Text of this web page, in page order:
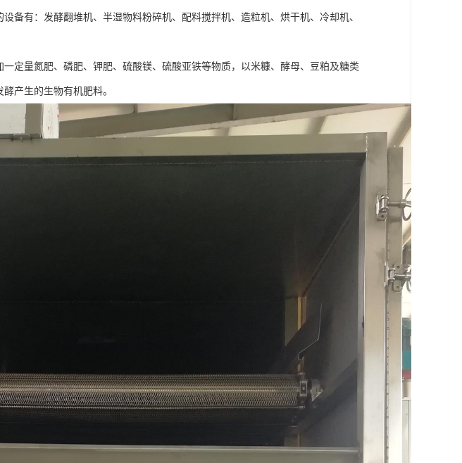
备有：发酵翻堆机、半湿物料粉碎机、配料搅拌机、造粒机、烘干机、冷却机、
定量氮肥、磷肥、钾肥、硫酸镁、硫酸亚铁等物质，以米糠、酵母、豆粕及糖类
产生的生物有机肥料。